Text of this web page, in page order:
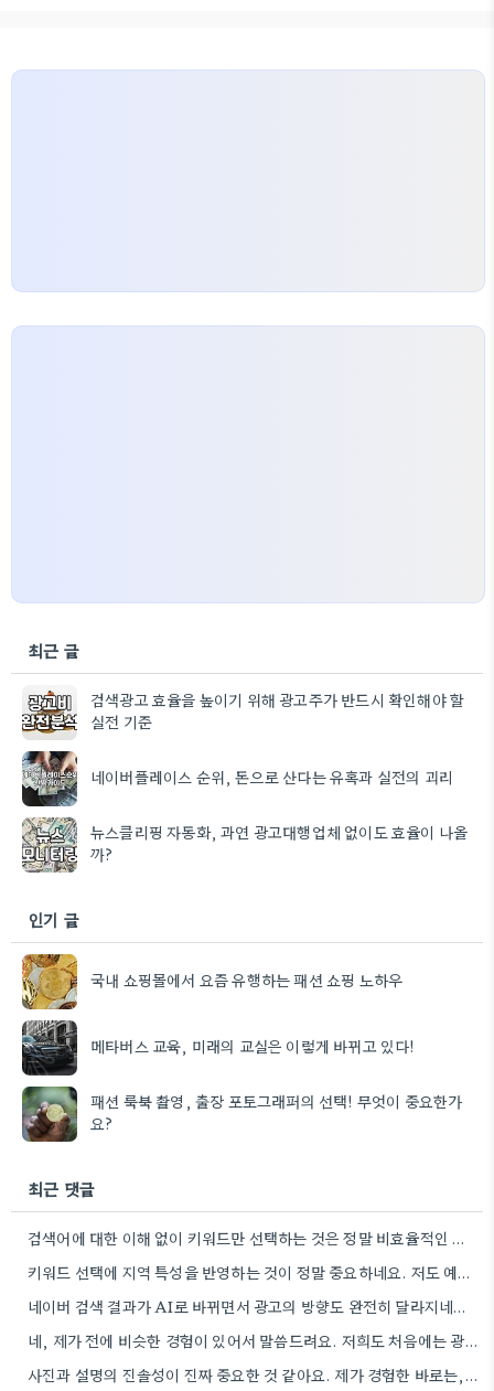
험한 가장 큰 괴리감이었습니다. 예쁘게 포장된 콘텐
최근 글
검색광고 효율을 높이기 위해 광고주가 반드시 확인해야 할
실전 기준
네이버플레이스 순위, 돈으로 산다는 유혹과 실전의 괴리
뉴스클리핑 자동화, 과연 광고대행업체 없이도 효율이 나올
까?
인기 글
국내 쇼핑몰에서 요즘 유행하는 패션 쇼핑 노하우
메타버스 교육, 미래의 교실은 이렇게 바뀌고 있다!
패션 룩북 촬영, 출장 포토그래퍼의 선택! 무엇이 중요한가
요?
최근 댓글
검색어에 대한 이해 없이 키워드만 선택하는 것은 정말 비효율적인 방법인 것 같아요. 사용자들의 실제 검색…
키워드 선택에 지역 특성을 반영하는 것이 정말 중요하네요. 저도 예전에 비슷한 경험을 통해 전환율이 높아진…
네이버 검색 결과가 AI로 바뀌면서 광고의 방향도 완전히 달라지네요. 요약 정보와 자연스럽게 섞이는 광고 방식은…
네, 제가 전에 비슷한 경험이 있어서 말씀드려요. 저희도 처음에는 광고 비용만 많이 들어간 줄 알았는데,…
사진과 설명의 진솔성이 진짜 중요한 것 같아요. 제가 경험한 바로는, 꾸준히 좋은 후기를 남기는 게…